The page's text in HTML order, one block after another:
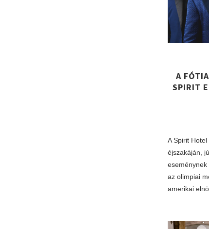
A
SPIRIT
A Spirit
éjszakáján,
eseménynek
az olimpiai
amerikai